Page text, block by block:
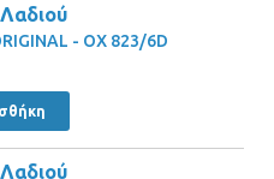
- OX 823/6D